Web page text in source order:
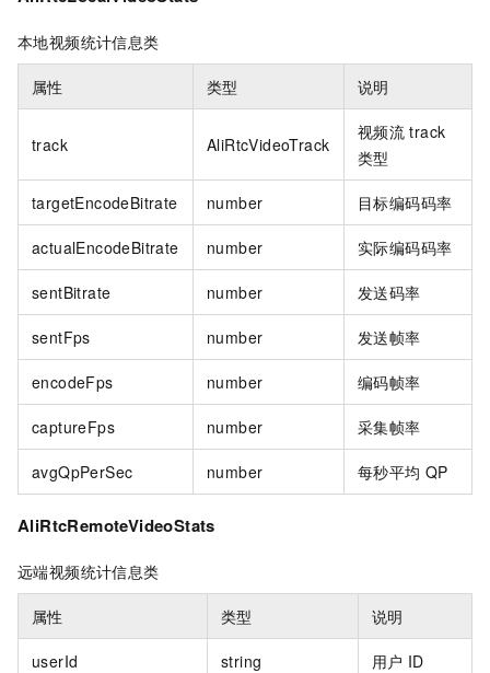
本地视频统计信息类
属性 类型 说明
track AliRtcVideoTrack
视频流 track
类型
targetEncodeBitrate number 目标编码码率
actualEncodeBitrate number 实际编码码率
sentBitrate number 发送码率
sentFps number 发送帧率
encodeFps number 编码帧率
captureFps number 采集帧率
avgQpPerSec number 每秒平均 QP
AliRtcRemoteVideoStats
远端视频统计信息类
属性 类型 说明
userId string 用户 ID